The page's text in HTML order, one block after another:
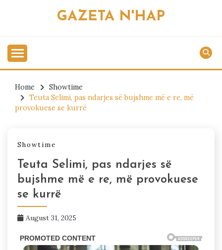
GAZETA N'HAP
Home
Showtime
Teuta Selimi, pas ndarjes së bujshme më e re, më
provokuese se kurrë
Showtime
Teuta Selimi, pas ndarjes së
bujshme më e re, më provokuese
se kurrë
August 31, 2025